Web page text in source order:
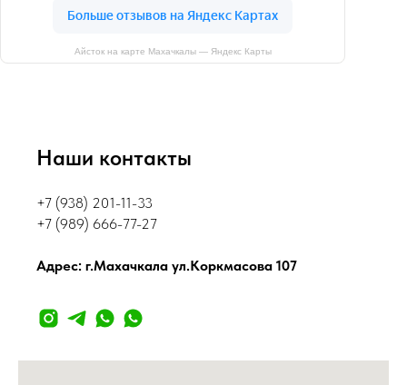
Айсток на карте Махачкалы — Яндекс Карты
Наши контакты
+7 (938) 201-11-33
+7 (989) 666-77-27
Адрес: г.Махачкала ул.Коркмасова 107